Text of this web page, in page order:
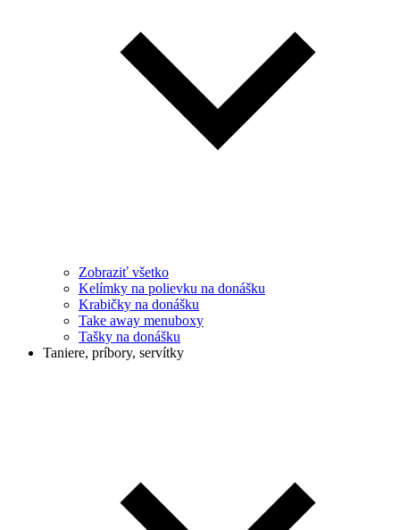
Zobraziť všetko
Kelímky na polievku na donášku
Krabičky na donášku
Take away menuboxy
Tašky na donášku
Taniere, príbory, servítky